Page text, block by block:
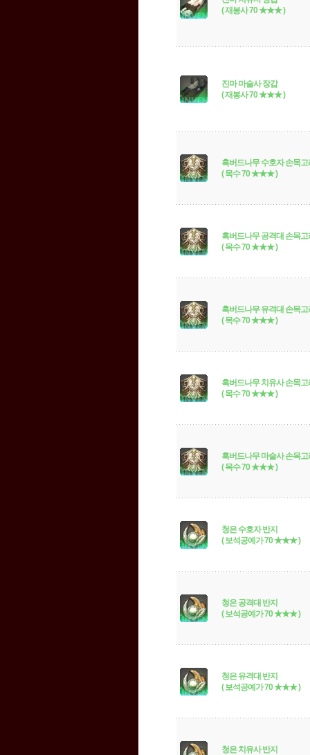
( 재봉사 70 ★★★ )
진마 마술사 장갑
( 재봉사 70 ★★★ )
흑버드나무 수호자 손목고
( 목수 70 ★★★ )
흑버드나무 공격대 손목고
( 목수 70 ★★★ )
흑버드나무 유격대 손목고
( 목수 70 ★★★ )
흑버드나무 치유사 손목고
( 목수 70 ★★★ )
흑버드나무 마술사 손목고
( 목수 70 ★★★ )
청은 수호자 반지
( 보석공예가 70 ★★★ )
청은 공격대 반지
( 보석공예가 70 ★★★ )
청은 유격대 반지
( 보석공예가 70 ★★★ )
청은 치유사 반지